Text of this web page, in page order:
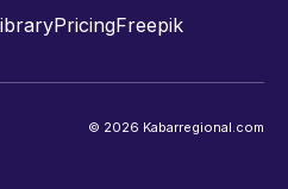
PricingFreepik
© 2026 Kabarregional.com